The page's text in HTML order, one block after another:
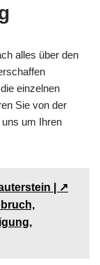
alles über den
einzelnen
Sie von der
um Ihren
| ↗️